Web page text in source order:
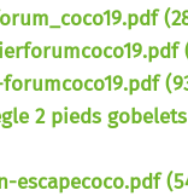
2 pieds
escapecoco.pdf